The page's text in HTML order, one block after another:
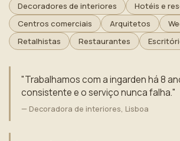
Decoradores de interiores
Hotéis e
Centros comerciais
Arquitetos
Retalhistas
Restaurantes
"Trabalhamos com a ingarden há 8
consistente e o serviço nunca falha."
— Decoradora de interiores, Lisboa